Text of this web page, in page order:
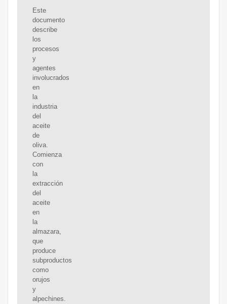
Este
documento
describe
los
procesos
y
agentes
involucrados
en
la
industria
del
aceite
de
oliva.
Comienza
con
la
extracción
del
aceite
en
la
almazara,
que
produce
subproductos
como
orujos
y
alpechines.